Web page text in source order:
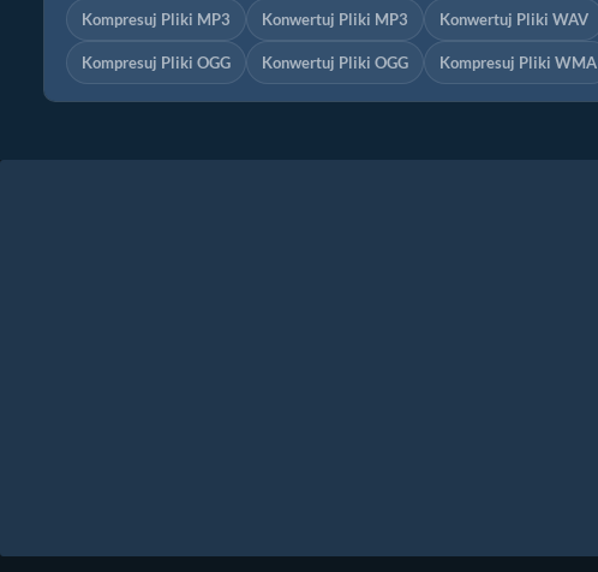
Kompresuj Pliki MP3 Konwertuj Pliki MP3 Konwertuj Pliki WAV
Kompresuj Pliki OGG Konwertuj Pliki OGG Kompresuj Pliki WMA